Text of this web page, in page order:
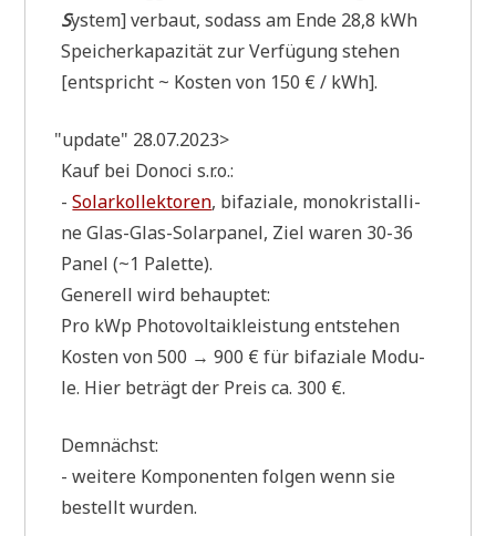
System] ver­baut, sodass am Ende 28,8 kWh
Spei­cher­ka­pa­zi­tät zur Ver­fü­gung ste­hen
[ent­spricht ~ Kosten von 150 € / kWh].
"update" 28.07.2023>
Kauf bei Dono­ci s.r.o.:
-Solar­kol­lek­to­ren, bifa­zia­le, mono­kri­stal­li­
ne Glas-Glas-Solar­pa­nel, Ziel waren 30-36
Panel (~1 Palette).
Gene­rell wird behauptet:
Pro kWp Pho­to­vol­ta­ik­lei­stung ent­ste­hen
Kosten von 500 → 900 € für bifa­zia­le Modu­
le. Hier beträgt der Preis ca. 300 €.
Dem­nächst:
- wei­te­re Kom­po­nen­ten fol­gen wenn sie
bestellt wurden.